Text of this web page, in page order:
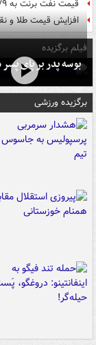
قیمت نفت برنت به ۷۹ دلار رسید
افزایش قیمت طلا و
فیلم برگزیده
بوسه‌ پدر بر پای
برگزیده ورزشی